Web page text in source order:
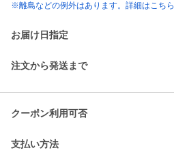
※離島などの例外はあります。詳細はこちら
お届け日指定
注文から発送まで
クーポン利用可否
支払い方法